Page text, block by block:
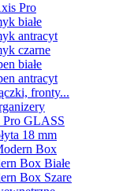
Pro
białe
antracyt
czarne
białe
antracyt
fronty...
GLASS
18 mm
Box
Box Białe
Box Szare